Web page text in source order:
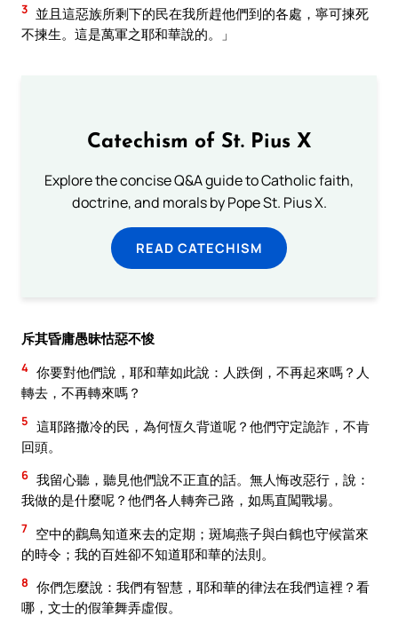
3 並且這惡族所剩下的民在我所趕他們到的各處，寧可揀死
不揀生。這是萬軍之耶和華說的。」
Catechism of St. Pius X
Explore the concise Q&A guide to Catholic faith,
doctrine, and morals by Pope St. Pius X.
READ CATECHISM
斥其昏庸愚昧怙惡不悛
4 你要對他們說，耶和華如此說：人跌倒，不再起來嗎？人
轉去，不再轉來嗎？
5 這耶路撒冷的民，為何恆久背道呢？他們守定詭詐，不肯
回頭。
6 我留心聽，聽見他們說不正直的話。無人悔改惡行，說：
我做的是什麼呢？他們各人轉奔己路，如馬直闖戰場。
7 空中的鸛鳥知道來去的定期；斑鳩燕子與白鶴也守候當來
的時令；我的百姓卻不知道耶和華的法則。
8 你們怎麼說：我們有智慧，耶和華的律法在我們這裡？看
哪，文士的假筆舞弄虛假。